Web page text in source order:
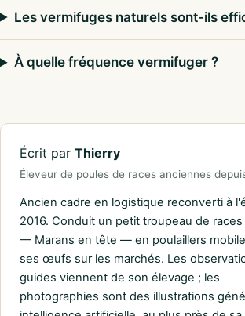
Les vermifuges naturels sont-ils
À quelle fréquence vermifuger ?
Écrit par Thierry
Éleveur de poules de races anciennes
Ancien cadre en logistique reconverti à
2016. Conduit un petit troupeau de
— Marans en tête — en poulaillers
ses œufs sur les marchés. Les
guides viennent de son élevage ; les
photographies sont des illustrations